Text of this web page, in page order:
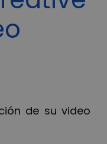
de su video